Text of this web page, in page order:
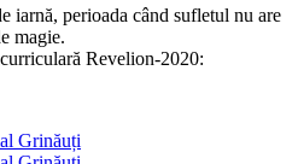
iarnă, perioada când sufletul nu are
magie.
Revelion-2020: